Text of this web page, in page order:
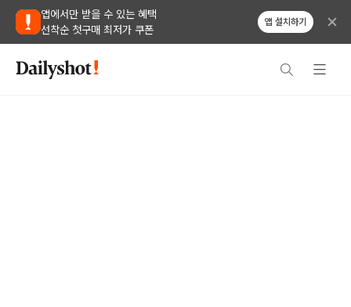
앱에서만 받을 수 있는 혜택
선착순 첫구매 최저가 쿠폰
앱 설치하기